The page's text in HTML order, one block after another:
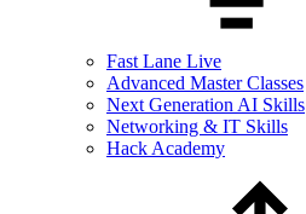
Fast Lane Live
Advanced Master Classes
Next Generation AI Skills
Networking & IT Skills
Hack Academy